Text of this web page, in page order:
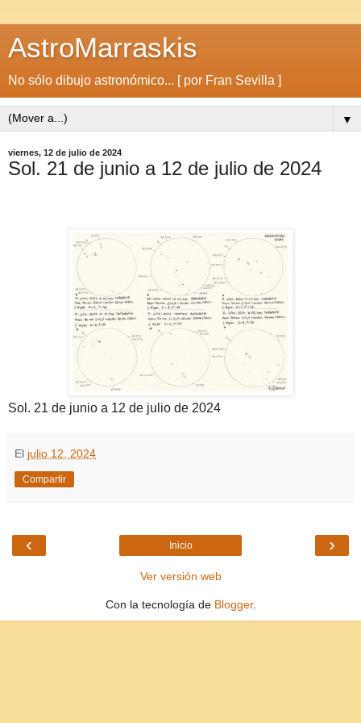
AstroMarraskis
No sólo dibujo astronómico... [ por Fran Sevilla ]
▼
viernes, 12 de julio de 2024
Sol. 21 de junio a 12 de julio de 2024
Sol. 21 de junio a 12 de julio de 2024
El julio 12, 2024
Compartir
‹ ›
Inicio
Ver versión web
Con la tecnología de Blogger.